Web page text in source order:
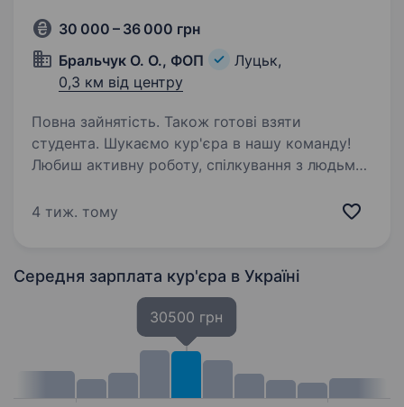
30 000 – 36 000 грн
Бральчук О. О., ФОП
Луцьк,
0,3 км від центру
Повна зайнятість. Також готові взяти
студента. Шукаємо кур'єра в нашу команду!
Любиш активну роботу, спілкування з людьми
для тебе! Нам важливо, щоб ти був/була:
4 тиж. тому
Середня зарплата кур'єра в Україні
30500 грн